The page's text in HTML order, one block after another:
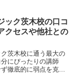
ものですよね。プロ
受けるこ...
ック茨木校の口コ
クセスや他社との
茨木校に通う最大の
にぴったりの講師
徹底的に弱点を克服